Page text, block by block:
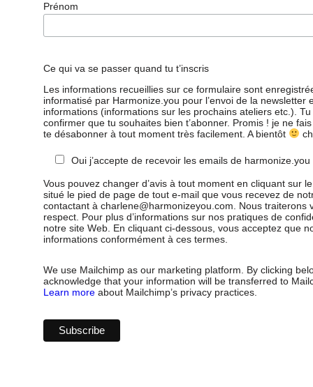
Prénom
Ce qui va se passer quand tu t’inscris
Les informations recueillies sur ce formulaire sont
informatisé par Harmonize.you pour l’envoi de la newsletter
informations (informations sur les prochains ateliers etc.).
confirmer que tu souhaites bien t’abonner. Promis ! je ne
te désabonner à tout moment très facilement. A bientôt
Oui j’accepte de recevoir les emails de harmonize.you
Vous pouvez changer d’avis à tout moment en cliquant sur
situé le pied de page de tout e-mail que vous recevez de
contactant à charlene@harmonizeyou.com. Nous traiterons
respect. Pour plus d’informations sur nos pratiques de
notre site Web. En cliquant ci-dessous, vous acceptez que
informations conformément à ces termes.
We use Mailchimp as our marketing platform. By clicking
acknowledge that your information will be transferred to
Learn more about Mailchimp’s privacy practices.